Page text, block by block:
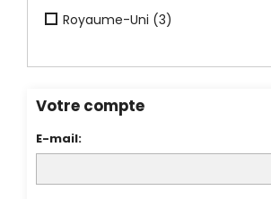
Royaume-Uni (3)
Votre compte
E-mail: